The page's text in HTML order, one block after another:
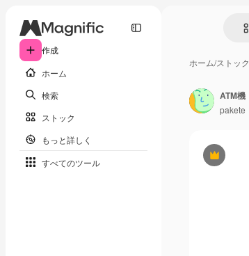
作成
ホーム
検索
ストック
もっと詳しく
すべてのツール
ホーム/ストック
Premium
ATM機
pakete